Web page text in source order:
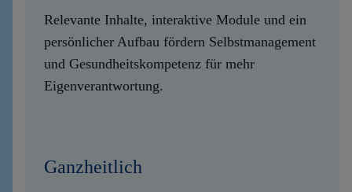
Relevante Inhalte, interaktive Module und ein
persönlicher Aufbau fördern Selbstmanagement
und Gesundheitskompetenz für mehr
Eigenverantwortung.
Ganzheitlich